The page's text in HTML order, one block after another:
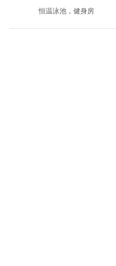
恒温泳池，健身房